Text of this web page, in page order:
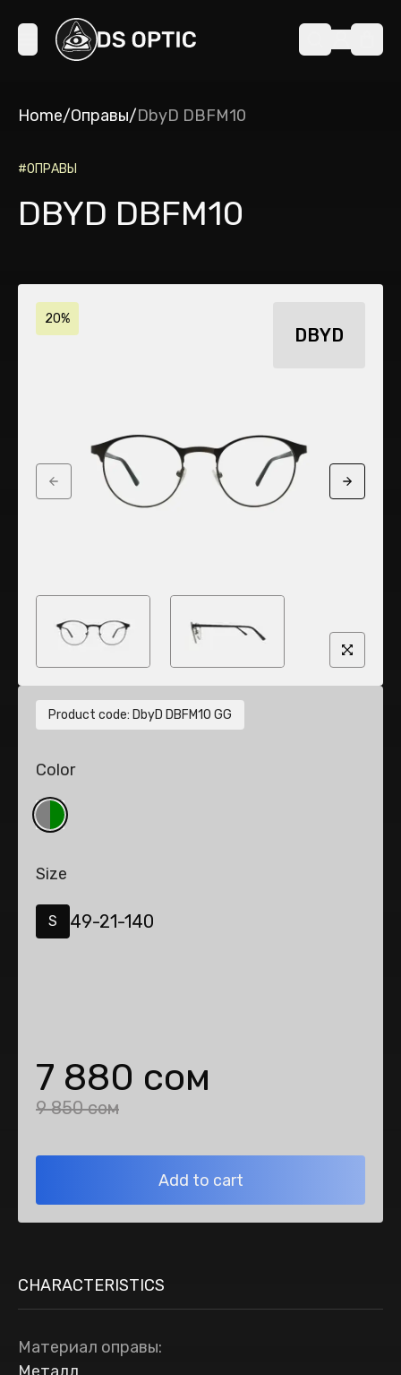
Home/Оправы/DbyD DBFM10
#ОПРАВЫ
DBYD DBFM10
20%
DBYD
Previous slide Next
Product code: DbyD DBFM10 GG
Color
Size
S 49-21-140
7 880 сом
9 850 сом
Add to cart
CHARACTERISTICS
Материал оправы: